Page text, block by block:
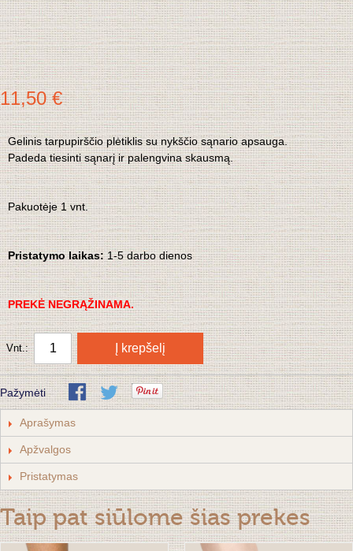
11,50 €
Gelinis tarpupirščio plėtiklis su nykščio sąnario apsauga.
Padeda tiesinti sąnarį ir palengvina skausmą.
Pakuotėje 1 vnt.
Pristatymo laikas:1-5 darbo dienos
PREKĖ NEGRĄŽINAMA.
Vnt.: Į krepšelį
Pažymėti
Aprašymas
Apžvalgos
Pristatymas
Taip pat siūlome šias prekes